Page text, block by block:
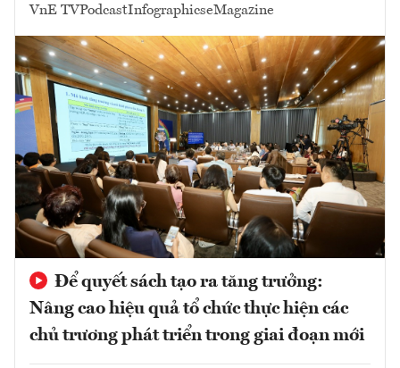
VnE TVPodcastInfographicseMagazine
Để quyết sách tạo ra tăng trưởng:
Nâng cao hiệu quả tổ chức thực hiện các
chủ trương phát triển trong giai đoạn mới